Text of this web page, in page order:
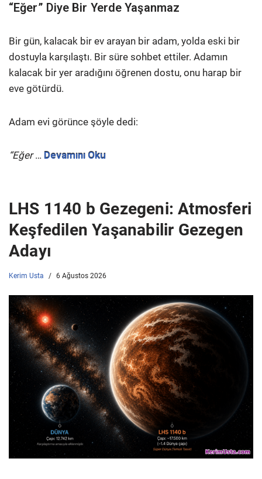
“Eğer” Diye Bir Yerde Yaşanmaz
Bir gün, kalacak bir ev arayan bir adam, yolda eski bir
dostuyla karşılaştı. Bir süre sohbet ettiler. Adamın
kalacak bir yer aradığını öğrenen dostu, onu harap bir
eve götürdü.
Adam evi görünce şöyle dedi:
“Eğer… Devamını Oku
LHS 1140 b Gezegeni: Atmosferi
Keşfedilen Yaşanabilir Gezegen
Adayı
Kerim Usta 6 Ağustos 2026